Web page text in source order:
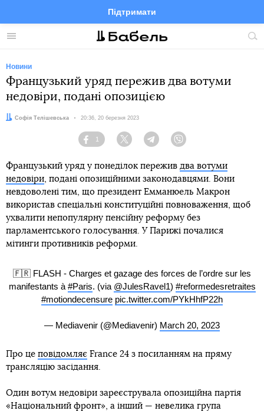
Меню
Підтримати
FacebookTelegramTwitter
Новини
Французький уряд пережив два вотуми
недовіри, подані опозицією
Автор:
Софія Телішевська Дата:
20:36, 20 березня 2023
Facebook
1
Twitter TelegramViber
Французький уряд у понеділок пережив два вотуми
недовіри, подані опозиційними законодавцями. Вони
невдоволені тим, що президент Емманюель Макрон
використав спеціальні конституційні повноваження, щоб
ухвалити непопулярну пенсійну реформу без
парламентського голосування. У Парижі почалися
мітинги противників реформи.
🇫🇷 FLASH - Charges et gazage des forces de l’ordre sur les
manifestants à #Paris. (via @JulesRavel1) #reformedesretraites
#motiondecensure pic.twitter.com/PYkHhfP22h
— Mediavenir (@Mediavenir) March 20, 2023
Про це повідомляє France 24 з посиланням на пряму
трансляцію засідання.
Один вотум недовіри зареєструвала опозиційна партія
«Національний фронт», а інший — невелика група